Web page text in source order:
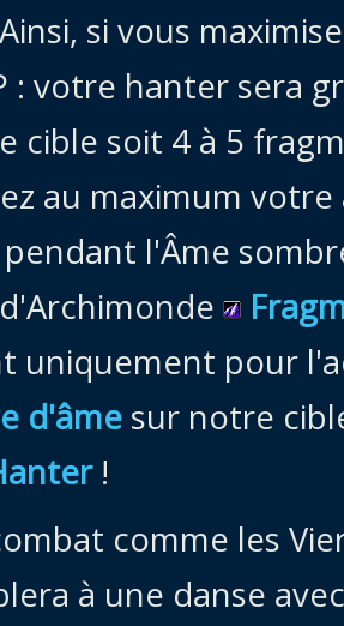
si vous
: votre hanter sera
cible soit 4 à 5
au maximum
l'Âme
uniquement pour
d'âme sur notre
!
comme les
à une danse